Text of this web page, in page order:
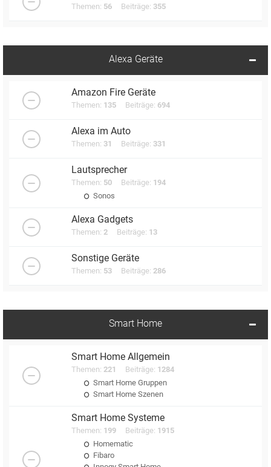
Themen: 56 Beiträge: 355
Alexa Geräte
Amazon Fire Geräte
Themen: 135 Beiträge: 694
Alexa im Auto
Themen: 31 Beiträge: 331
Lautsprecher
Themen: 50 Beiträge: 194
Sonos
Alexa Gadgets
Themen: 2 Beiträge: 13
Sonstige Geräte
Themen: 53 Beiträge: 286
Smart Home
Smart Home Allgemein
Themen: 221 Beiträge: 1284
Smart Home Gruppen
Smart Home Szenen
Smart Home Systeme
Themen: 199 Beiträge: 1915
Homematic
Fibaro